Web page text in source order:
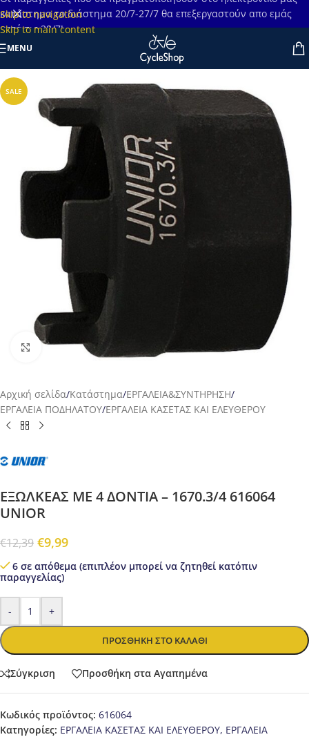
Skip to navigation
Skip to main content
κατάστημα το διάστημα 20/7-27/7 θα επεξεργαστούν απο εμάς
μετά τις 28/7!
MENU
SALE
Προβολή
Αρχική σελίδα/Κατάστημα/ΕΡΓΑΛΕΙΑ&ΣΥΝΤΗΡΗΣΗ/
ΕΡΓΑΛΕΙΑ ΠΟΔΗΛΑΤΟΥ/ΕΡΓΑΛΕΙΑ ΚΑΣΕΤΑΣ ΚΑΙ ΕΛΕΥΘΕΡΟΥ
ΕΞΩΛΚΕΑΣ ΜΕ 4 ΔΟΝΤΙΑ – 1670.3/4 616064
UNIOR
€12,39 €9,99
6 σε απόθεμα (επιπλέον μπορεί να ζητηθεί κατόπιν
παραγγελίας)
- +
ΠΡΟΣΘΉΚΗ ΣΤΟ ΚΑΛΆΘΙ
Σύγκριση Προσθήκη στα Αγαπημένα
Κωδικός προϊόντος: 616064
Κατηγορίες: ΕΡΓΑΛΕΙΑ ΚΑΣΕΤΑΣ ΚΑΙ ΕΛΕΥΘΕΡΟΥ, ΕΡΓΑΛΕΙΑ